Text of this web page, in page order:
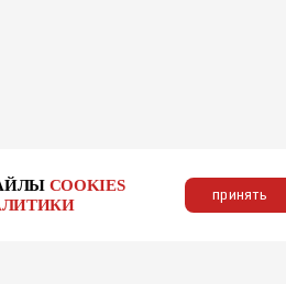
COOKIES
принять